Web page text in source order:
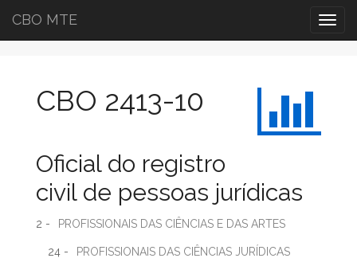
CBO MTE
CBO 2413-10
Oficial do registro
civil de pessoas jurídicas
2 - PROFISSIONAIS DAS CIÊNCIAS E DAS ARTES
24 - PROFISSIONAIS DAS CIÊNCIAS JURÍDICAS